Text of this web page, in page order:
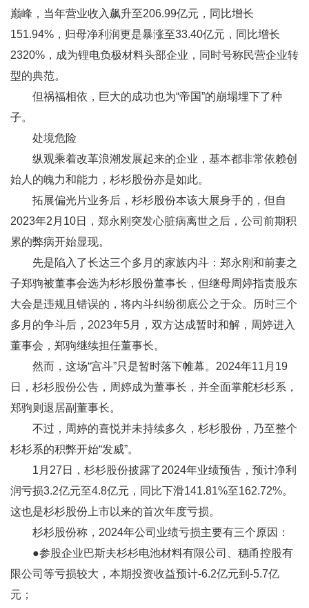
巅峰，当年营业收入飙升至206.99亿元，同比增长
151.94%，归母净利润更是暴涨至33.40亿元，同比增长
2320%，成为锂电负极材料头部企业，同时号称民营企业转
型的典范。
但祸福相依，巨大的成功也为“帝国”的崩塌埋下了种
子。
处境危险
纵观乘着改革浪潮发展起来的企业，基本都非常依赖创
始人的魄力和能力，杉杉股份亦是如此。
拓展偏光片业务后，杉杉股份本该大展身手的，但自
2023年2月10日，郑永刚突发心脏病离世之后，公司前期积
累的弊病开始显现。
先是陷入了长达三个多月的家族内斗：郑永刚和前妻之
子郑驹被董事会选为杉杉股份董事长，但继母周婷指责股东
大会是违规且错误的，将内斗纠纷彻底公之于众。历时三个
多月的争斗后，2023年5月，双方达成暂时和解，周婷进入
董事会，郑驹继续担任董事长。
然而，这场“宫斗”只是暂时落下帷幕。2024年11月19
日，杉杉股份公告，周婷成为董事长，并全面掌舵杉杉系，
郑驹则退居副董事长。
不过，周婷的喜悦并未持续多久，杉杉股份，乃至整个
杉杉系的积弊开始“发威”。
1月27日，杉杉股份披露了2024年业绩预告，预计净利
润亏损3.2亿元至4.8亿元，同比下滑141.81%至162.72%。
这也是杉杉股份上市以来的首次年度亏损。
杉杉股份称，2024年公司业绩亏损主要有三个原因：
●参股企业巴斯夫杉杉电池材料有限公司、穗甬控股有
限公司等亏损较大，本期投资收益预计-6.2亿元到-5.7亿
元；